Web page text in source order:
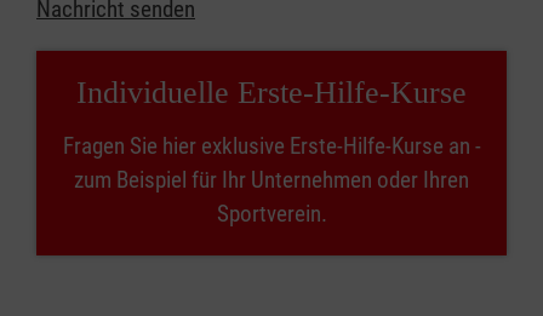
Nachricht senden
Individuelle Erste-Hilfe-Kurse
Fragen Sie hier exklusive Erste-Hilfe-Kurse an -
zum Beispiel für Ihr Unternehmen oder Ihren
Sportverein.